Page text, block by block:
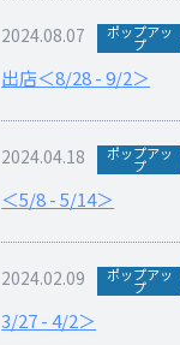
2024.08.07 ポップアッ
プ
出店＜8/28 - 9/2＞
2024.04.18 ポップアッ
プ
＜5/8 - 5/14＞
2024.02.09 ポップアッ
プ
3/27 - 4/2＞